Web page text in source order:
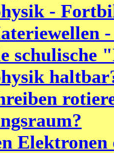
-
schulische
Elektronen